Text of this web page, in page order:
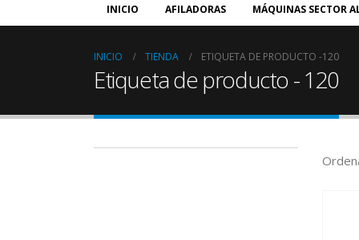
INICIO AFILADORAS MÁQUINAS SECTOR
INICIO TIENDA ETIQUETA DE PRODUCTO -120
Etiqueta de producto - 120